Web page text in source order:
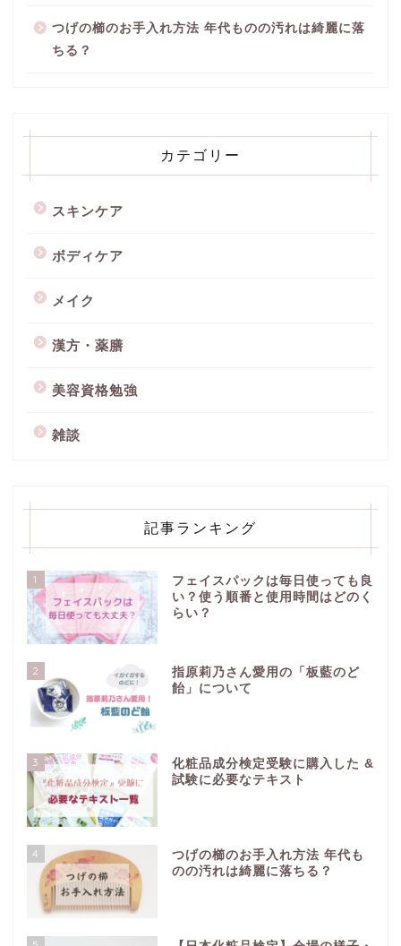
つげの櫛のお手入れ方法 年代ものの汚れは綺麗に落
ちる？
カテゴリー
スキンケア
ボディケア
メイク
漢方・薬膳
美容資格勉強
雑談
記事ランキング
1
フェイスパックは毎日使っても良
い？使う順番と使用時間はどのく
らい？
2
指原莉乃さん愛用の「板藍のど
飴」について
3
化粧品成分検定受験に購入した &
試験に必要なテキスト
4
つげの櫛のお手入れ方法 年代も
のの汚れは綺麗に落ちる？